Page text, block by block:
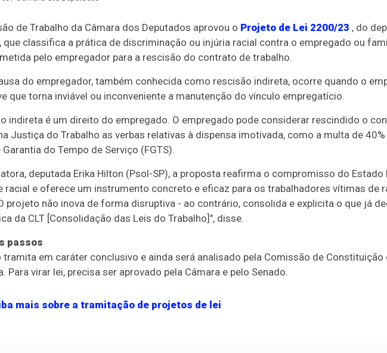
de Trabalho da Câmara dos Deputados aprovou o Projeto de Lei 2200/23 , do
que classifica a prática de discriminação ou injúria racial contra o empregado ou
pelo empregador para a rescisão do contrato de trabalho.
do empregador, também conhecida como rescisão indireta, ocorre quando o
que torna inviável ou inconveniente a manutenção do vínculo empregatício.
indireta é um direito do empregado. O empregado pode considerar rescindido o
Justiça do Trabalho as verbas relativas à dispensa imotivada, como a multa de
Garantia do Tempo de Serviço (FGTS).
deputada Erika Hilton (Psol-SP), a proposta reafirma o compromisso do
racial e oferece um instrumento concreto e eficaz para os trabalhadores vítimas de
projeto não inova de forma disruptiva - ao contrário, consolida e explicita o que já
da CLT [Consolidação das Leis do Trabalho]", disse.
passos
tramita em caráter conclusivo e ainda será analisado pela Comissão de Constituição
Para virar lei, precisa ser aprovado pela Câmara e pelo Senado.
mais sobre a tramitação de projetos de lei